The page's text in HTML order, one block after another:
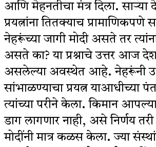
आणि मेहनतीचा मंत्र दिला. साऱ्या
प्रयत्नांना तितक्याच प्रामाणिकपणे
नेहरूंच्या जागी मोदी असते तर
असते का? या प्रश्नाचे उत्तर आज
असलेल्या अवस्थेत आहे. नेहरूंनी
सांभाळण्याचा प्रयत्न याआधीच्या
त्यांच्या परीने केला. किमान आपल्या
डाग लागणार नाही, असे निर्णय
मोदींनी मात्र कळस केला. ज्या